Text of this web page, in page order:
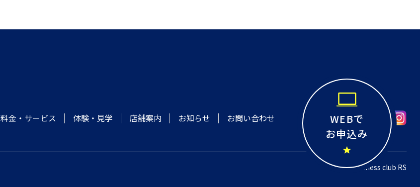
WEBで
お申込み
料金・サービス 体験・見学 店舗案内 お知らせ お問い合わせ
© 2022 Fitness club RS